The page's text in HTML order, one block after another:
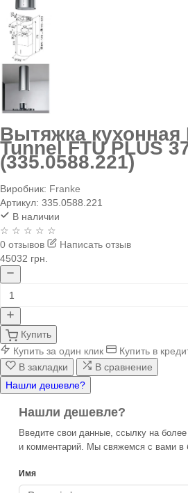
Вытяжка кухонная
Tunnel FTU PLUS
(335.0588.221)
Виробник: Franke
Артикул: 335.0588.221
В наличии
☆ ☆ ☆ ☆ ☆
0 отзывов
Написать отзыв
45032 грн.
Купить
Купить за один клик
Купить в
В закладки
В сравнение
Нашли дешевле?
Нашли дешевле?
Введите свои данные, ссылку на
и комментарий. Мы свяжемся с вами в
Имя